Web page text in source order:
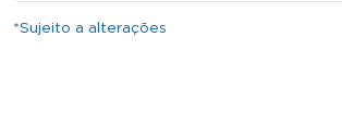
*Sujeito a alterações